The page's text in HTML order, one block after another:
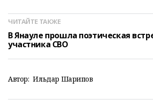
ЧИТАЙТЕ ТАКЖЕ
В Янауле прошла поэтическая
участника СВО
Автор: Ильдар Шарипов